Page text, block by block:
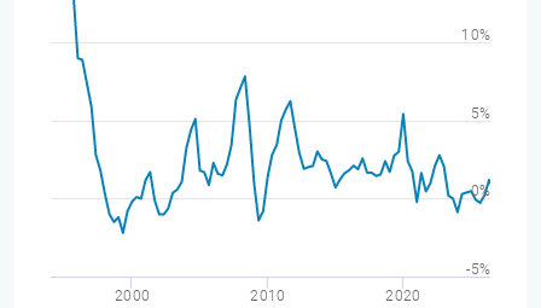
2000 2010 2020
-5%
0%
5%
10%